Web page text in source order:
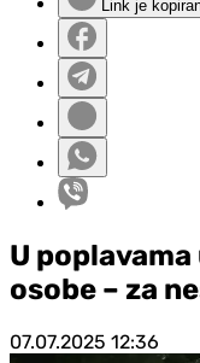
Link je
U
osobe – za
07.07.2025 12:36